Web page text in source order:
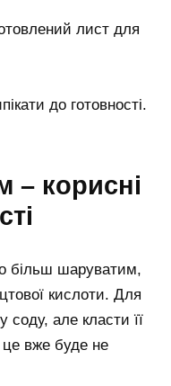
лист для
до готовності.
– корисні
більш шаруватим,
кислоти. Для
соду, але класти її
це вже буде не